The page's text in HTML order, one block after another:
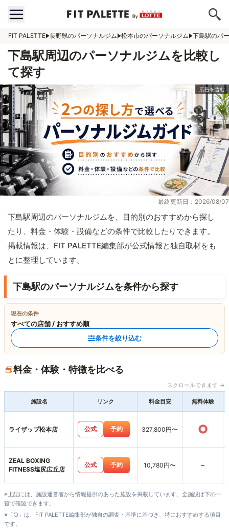
FIT PALETTE 長野県のパーソナルジム 松本市のパーソナルジム 下島駅のパ
下島駅周辺のパーソナルジムを比較し
て探す
最終更新日：2026/08/07
下島駅周辺のパーソナルジムを、目的別のおすすめから探し
たり、料金・体験・設備などの条件で比較したりできます。
掲載情報は、FIT PALETTE編集部が公式情報と独自取材をも
とに整理しています。
下島駅のパーソナルジムを条件から探す
現在の条件
すべての店舗 / おすすめ順
条件を絞り込む
料金・体験・特徴を比べる
スクロールできます →
施設名 リンク 料金目安 無料体験
ライザップ松本店 公式 予約 327,800円〜 ○
ZEAL BOXING
FITNESS塩尻広丘店
公式 予約 10,780円〜 -
※上記には、施設運営者から情報提供のあった施設を掲載しています。全施設は下の一
覧で確認できます。
※「○」は、FIT PALETTE編集部が独自の調査・基準に基づき、特におすすめする項目
です。